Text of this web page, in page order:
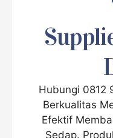
Hubungi 0812
Berkualitas
Efektif
Sedap.